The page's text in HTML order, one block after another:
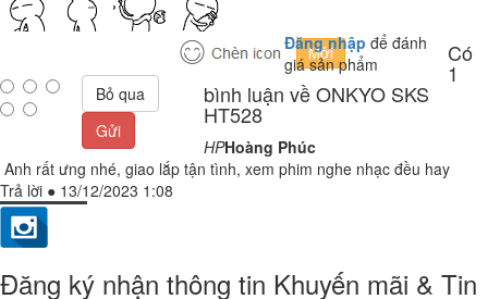
Đăng nhập để đánh
giá sản phẩm
Bỏ qua
Gửi
Có
1
bình luận về ONKYO SKS
HT528
HPHoàng Phúc
Anh rất ưng nhé, giao lắp tận tình, xem phim nghe nhạc đều hay
Trả lời ● 13/12/2023 1:08
Đăng ký nhận thông tin Khuyến mãi & Tin